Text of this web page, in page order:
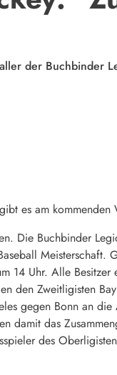
der Buchbinder
es am
Die Buchbinder
14 Uhr. Alle Besitzer
den Zweitligisten
gegen Bonn an
das
des